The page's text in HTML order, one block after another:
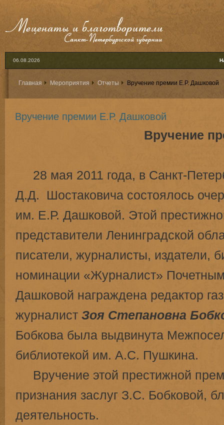
06.08.2026
Главная Мероприятия Отчеты Вручение премии Е.Р. Дашковой
Вручение премии Е.Р. Дашковой
Вручение
28 мая 2011 года, в Санкт-
Д.Д. Шостаковича состоялось
им. Е.Р. Дашковой. Этой
представители Ленинградской
писатели, журналисты, издатели,
номинации «Журналист»
Дашковой награждена редактор
журналист Зоя Степановна
Бобкова была выдвинута
библиотекой им. А.С. Пушкина.
Вручение этой престижной
признания заслуг З.С. Бобковой,
деятельность.